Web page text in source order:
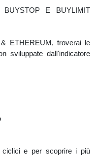
ETHEREUM, troverai le
sviluppate dall'indicatore
ciclici e per scoprire i più